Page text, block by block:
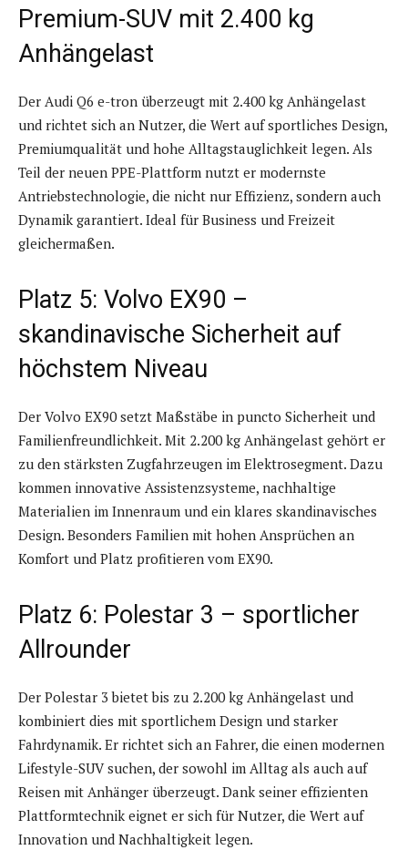
Premium-SUV mit 2.400 kg
Anhängelast
Der Audi Q6 e-tron überzeugt mit 2.400 kg Anhängelast
und richtet sich an Nutzer, die Wert auf sportliches Design,
Premiumqualität und hohe Alltagstauglichkeit legen. Als
Teil der neuen PPE-Plattform nutzt er modernste
Antriebstechnologie, die nicht nur Effizienz, sondern auch
Dynamik garantiert. Ideal für Business und Freizeit
gleichermaßen.
Platz 5: Volvo EX90 –
skandinavische Sicherheit auf
höchstem Niveau
Der Volvo EX90 setzt Maßstäbe in puncto Sicherheit und
Familienfreundlichkeit. Mit 2.200 kg Anhängelast gehört er
zu den stärksten Zugfahrzeugen im Elektrosegment. Dazu
kommen innovative Assistenzsysteme, nachhaltige
Materialien im Innenraum und ein klares skandinavisches
Design. Besonders Familien mit hohen Ansprüchen an
Komfort und Platz profitieren vom EX90.
Platz 6: Polestar 3 – sportlicher
Allrounder
Der Polestar 3 bietet bis zu 2.200 kg Anhängelast und
kombiniert dies mit sportlichem Design und starker
Fahrdynamik. Er richtet sich an Fahrer, die einen modernen
Lifestyle-SUV suchen, der sowohl im Alltag als auch auf
Reisen mit Anhänger überzeugt. Dank seiner effizienten
Plattformtechnik eignet er sich für Nutzer, die Wert auf
Innovation und Nachhaltigkeit legen.